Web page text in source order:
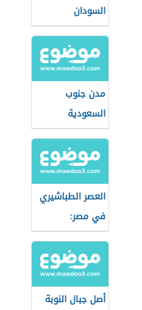
السودان
مدن جنوب
السعودية
العصر الطباشيري
في مصر:
الجيولوجيا
والأحداث
أصل جبال النوبة